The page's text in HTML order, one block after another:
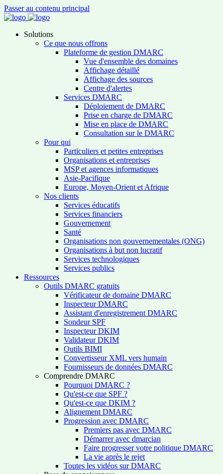
Passer au contenu principal
Solutions
Ce que nous offrons
Plateforme de gestion DMARC
Vue d'ensemble des domaines
Affichage détaillé
Affichage des sources
Centre d'alertes
Services DMARC
Déploiement de DMARC
Prise en charge de DMARC
Mise en place de DMARC
Consultation sur le DMARC
Pour qui
Particuliers et petites entreprises
Organisations et entreprises
MSP et agences informatiques
Asie-Pacifique
Europe, Moyen-Orient et Afrique
Nos clients
Services éducatifs
Services financiers
Gouvernement
Santé
Organisations non gouvernementales (ONG)
Organisations à but non lucratif
Services technologiques
Services publics
Ressources
Outils DMARC gratuits
Vérificateur de domaine DMARC
Inspecteur DMARC
Assistant d'enregistrement DMARC
Sondeur SPF
Inspecteur DKIM
Validateur DKIM
Outils BIMI
Convertisseur XML vers humain
Fournisseurs de données DMARC
Comprendre DMARC
Pourquoi DMARC ?
Qu'est-ce que SPF ?
Qu'est-ce que DKIM ?
Alignement DMARC
Progression avec DMARC
Premiers pas avec DMARC
Démarrer avec dmarcian
Faire progresser votre politique DMARC
La vie après le rejet
Toutes les vidéos sur DMARC